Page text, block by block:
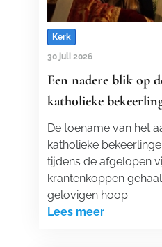
Kerk
30 juli 2026
Een nadere blik op
katholieke
De toename van het
katholieke
tijdens de afgelopen
krantenkoppen
gelovigen hoop.
Lees meer